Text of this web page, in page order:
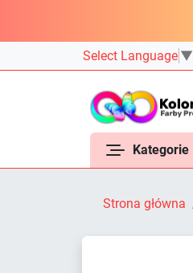
Select Language ▼
Kategorie
Strona główna